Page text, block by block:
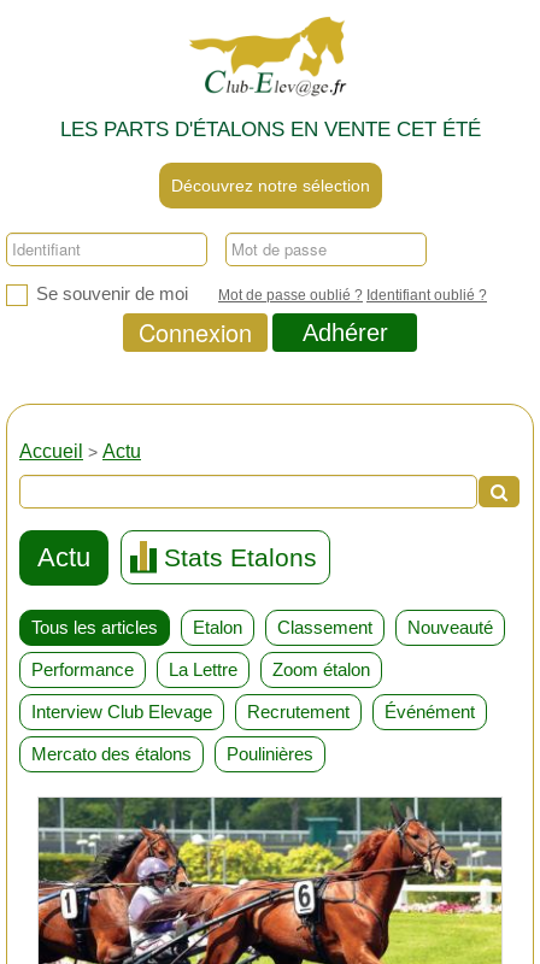
LES PARTS D'ÉTALONS EN VENTE CET ÉTÉ
Découvrez notre sélection
Se souvenir de moi Mot de passe oublié ? Identifiant oublié ?
Connexion Adhérer
Accueil > Actu
Actu Stats Etalons
Tous les articles Etalon Classement Nouveauté
Performance La Lettre Zoom étalon
Interview Club Elevage Recrutement Événément
Mercato des étalons Poulinières